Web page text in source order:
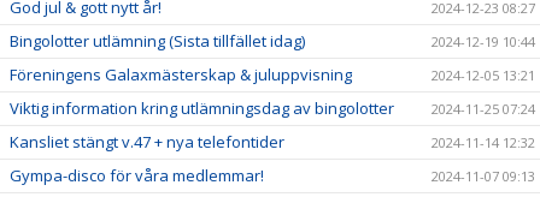
God jul & gott nytt år! 2024-12-23 08:27
Bingolotter utlämning (Sista tillfället idag) 2024-12-19 10:44
Föreningens Galaxmästerskap & juluppvisning 2024-12-05 13:21
Viktig information kring utlämningsdag av bingolotter 2024-11-25 07:24
Kansliet stängt v.47 + nya telefontider 2024-11-14 12:32
Gympa-disco för våra medlemmar! 2024-11-07 09:13